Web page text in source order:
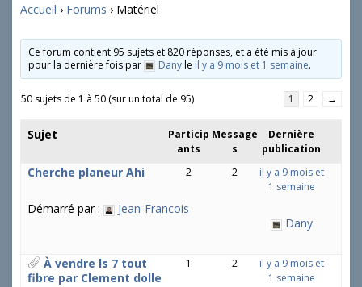
Accueil › Forums › Matériel
Ce forum contient 95 sujets et 820 réponses, et a été mis à jour
pour la dernière fois par
Danyle il y a 9 mois et 1 semaine.
50 sujets de 1 à 50 (sur un total de 95) 1 2 →
Sujet
Particip
ants
Message
s
Dernière
publication
Cherche planeur Ahi
Démarré par : Jean-Francois
2 2
il y a 9 mois et
1 semaine
Dany
À vendre ls 7 tout
fibre par Clement dolle
1 2
il y a 9 mois et
1 semaine